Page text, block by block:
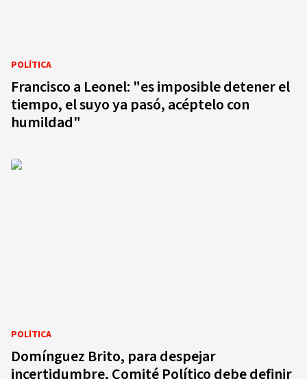
POLÍTICA
Francisco a Leonel: "es imposible detener el
tiempo, el suyo ya pasó, acéptelo con
humildad"
POLÍTICA
Domínguez Brito, para despejar
incertidumbre, Comité Político debe definir